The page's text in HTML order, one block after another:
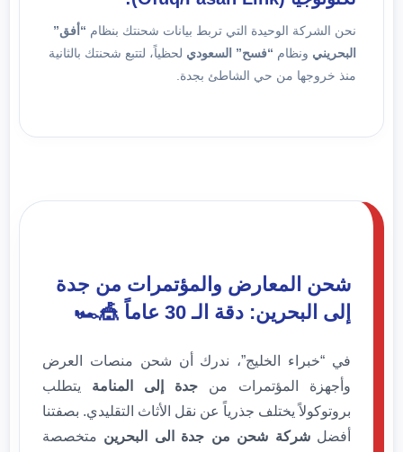
نحن الشركة الوحيدة التي تربط بيانات شحنتك بنظام “أفق”
البحريني ونظام “فسح” السعودي لحظياً، لتتبع شحنتك بالثانية
منذ خروجها من حي الشاطئ بجدة.
شحن المعارض والمؤتمرات من جدة
إلى البحرين: دقة الـ 30 عاماً 🎪🏎️
في “خبراء الخليج”، ندرك أن شحن منصات العرض
وأجهزة المؤتمرات من جدة إلى المنامة يتطلب
بروتوكولاً يختلف جذرياً عن نقل الأثاث التقليدي. بصفتنا
أفضلشركة شحن من جدة الى البحرين متخصصة